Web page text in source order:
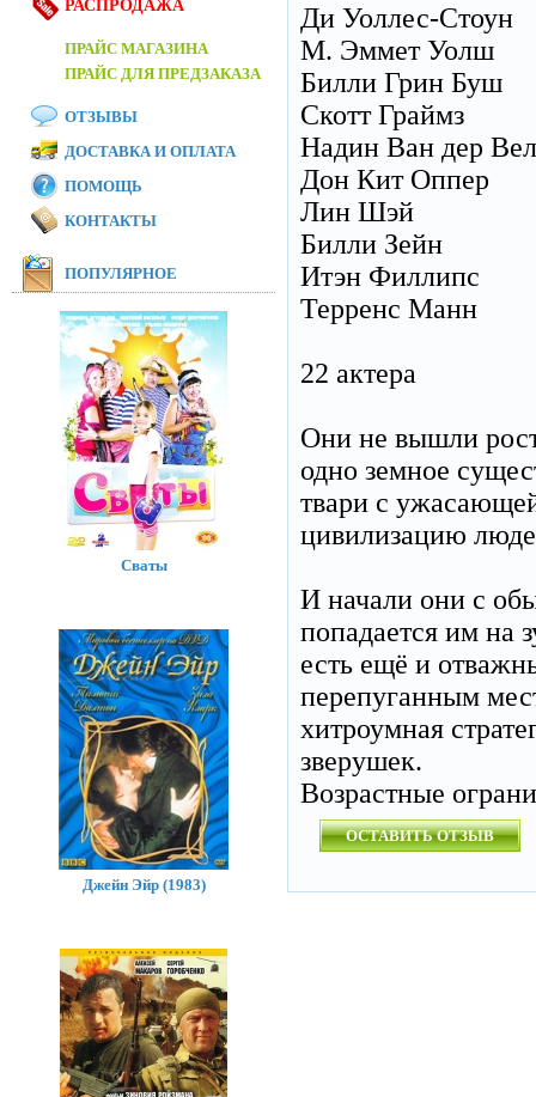
Ди Уоллес-Стоун
М. Эммет Уолш
Билли Грин Буш
Скотт Граймз
Надин Ван дер
Дон Кит Оппер
Лин Шэй
Билли Зейн
Итэн Филлипс
Терренс Манн
22 актера
Они не вышли
одно земное
твари с
цивилизацию
И начали они с
попадается им на
есть ещё и
перепуганным
хитроумная
зверушек.
Возрастные
ОСТАВИТЬ ОТЗЫВ
РАСПРОДАЖА
ПРАЙС МАГАЗИНА
ПРАЙС ДЛЯ ПРЕДЗАКАЗА
ОТЗЫВЫ
ДОСТАВКА И ОПЛАТА
ПОМОЩЬ
КОНТАКТЫ
ПОПУЛЯРНОЕ
Сваты
Джейн Эйр (1983)